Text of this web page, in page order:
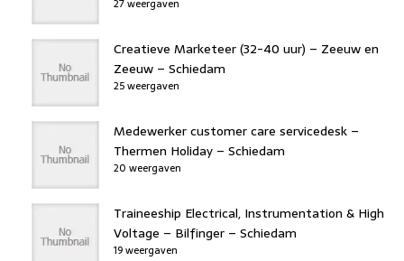
Creatieve Marketeer (32-40 uur) – Zeeuw en
Zeeuw – Schiedam
25 weergaven
Medewerker customer care servicedesk –
Thermen Holiday – Schiedam
20 weergaven
Traineeship Electrical, Instrumentation & High
Voltage – Bilfinger – Schiedam
19 weergaven